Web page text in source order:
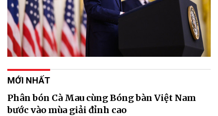
MỚI NHẤT
Phân bón Cà Mau cùng Bóng bàn Việt Nam
bước vào mùa giải đỉnh cao